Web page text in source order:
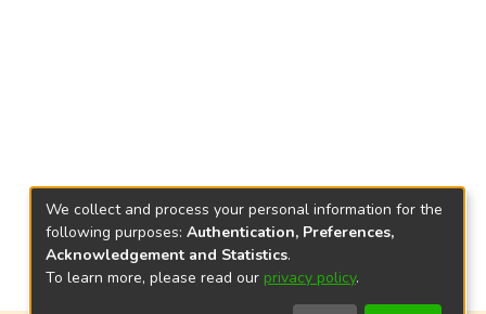
We collect and process your personal information for the
following purposes: Authentication, Preferences,
Acknowledgement and Statistics.
To learn more, please read our privacy policy.